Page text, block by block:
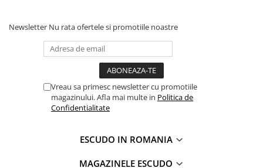
Newsletter Nu rata ofertele si promotiile noastre
Vreau sa primesc newsletter cu promotiile
magazinului. Afla mai multe in Politica de
Confidentialitate
ESCUDO IN ROMANIA
MAGAZINELE ESCUDO